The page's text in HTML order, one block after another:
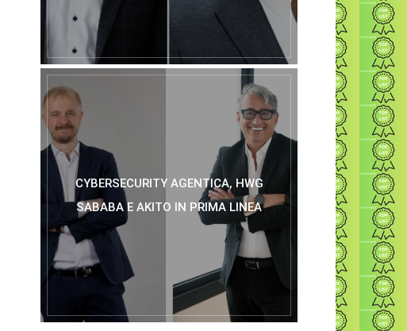
CYBERSECURITY AGENTICA, HWG
SABABA E AKITO IN PRIMA LINEA